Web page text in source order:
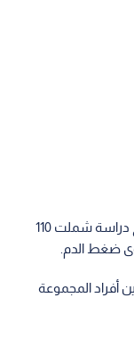
وقد توصل الباحثون إلى هذا الاستنتاج من نتائج دراسة شملت 110
ضغط الدم.
أفراد المجموعة